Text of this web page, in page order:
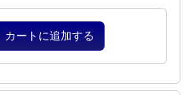
カートに追加する